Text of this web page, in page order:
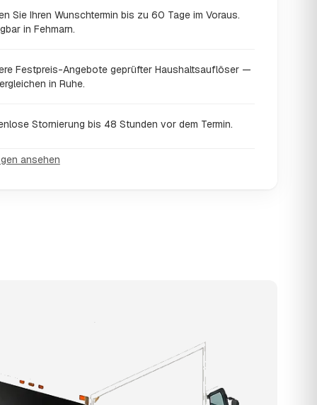
Sie Ihren Wunschtermin bis zu 60 Tage im Voraus.
in Fehmarn.
Festpreis-Angebote geprüfter Haushaltsauflöser —
in Ruhe.
Stornierung bis 48 Stunden vor dem Termin.
ansehen